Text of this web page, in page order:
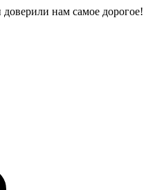
доверили нам самое дорогое!